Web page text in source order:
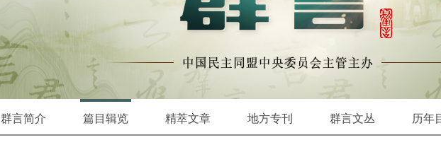
群言简介 篇目辑览 精萃文章 地方专刊 群言文丛 历年